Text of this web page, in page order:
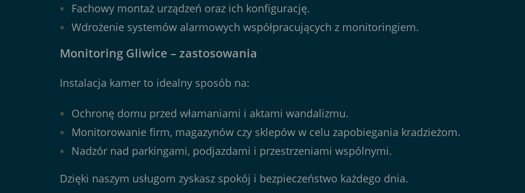
Fachowy montaż urządzeń oraz ich konfigurację.
Wdrożenie systemów alarmowych współpracujących z monitoringiem.
Monitoring Gliwice – zastosowania
Instalacja kamer to idealny sposób na:
Ochronę domu przed włamaniami i aktami wandalizmu.
Monitorowanie firm, magazynów czy sklepów w celu zapobiegania kradzieżom.
Nadzór nad parkingami, podjazdami i przestrzeniami wspólnymi.
Dzięki naszym usługom zyskasz spokój i bezpieczeństwo każdego dnia.